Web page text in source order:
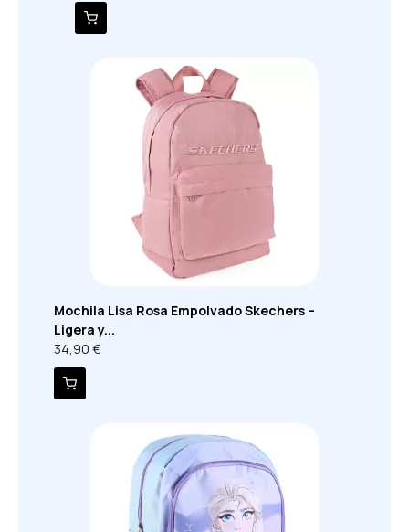
Mochila Lisa Rosa Empolvado Skechers –
Ligera y...
34,90 €